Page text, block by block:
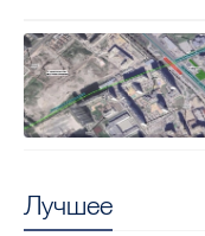
Лучшее